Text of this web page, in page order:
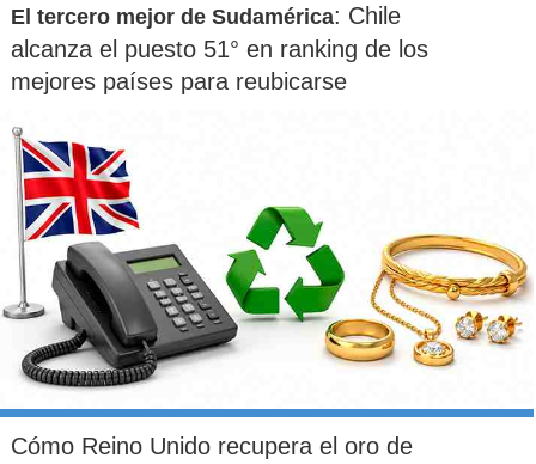
El tercero mejor de Sudamérica: Chile
alcanza el puesto 51° en ranking de los
mejores países para reubicarse
Cómo Reino Unido recupera el oro de